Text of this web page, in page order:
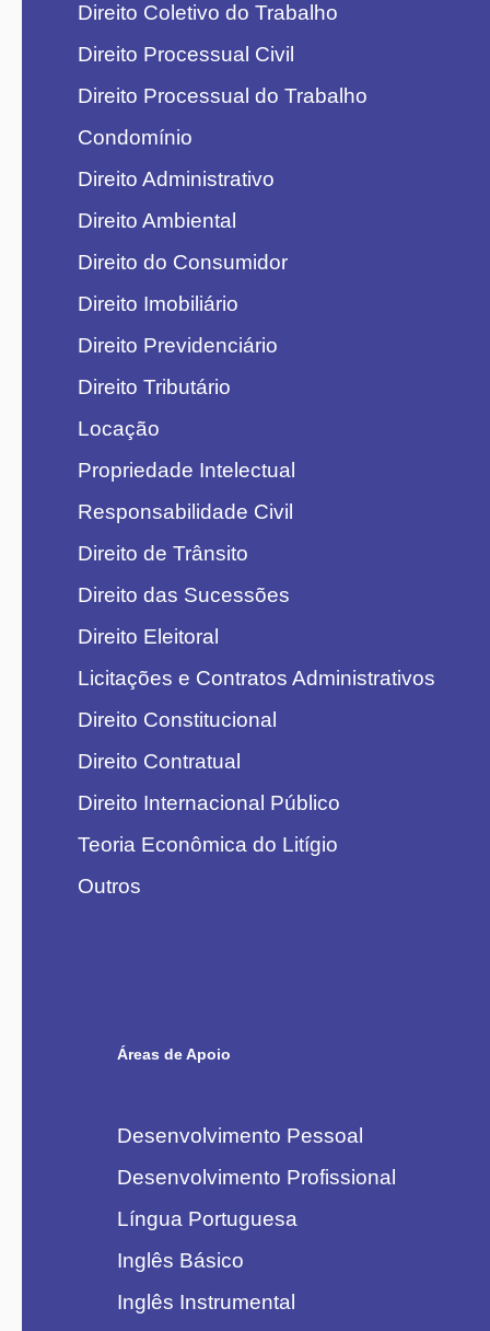
Direito Coletivo do Trabalho
Direito Processual Civil
Direito Processual do Trabalho
Condomínio
Direito Administrativo
Direito Ambiental
Direito do Consumidor
Direito Imobiliário
Direito Previdenciário
Direito Tributário
Locação
Propriedade Intelectual
Responsabilidade Civil
Direito de Trânsito
Direito das Sucessões
Direito Eleitoral
Licitações e Contratos Administrativos
Direito Constitucional
Direito Contratual
Direito Internacional Público
Teoria Econômica do Litígio
Outros
Áreas de Apoio
Desenvolvimento Pessoal
Desenvolvimento Profissional
Língua Portuguesa
Inglês Básico
Inglês Instrumental